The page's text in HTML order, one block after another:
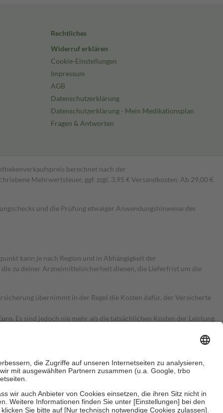
Rechtliches
Widerruf erklären
Cookie-Einstellungen
Impressum
AGB
Datenschutzerklärung
Datenschutzerklärung - Mein Medikationsplan
Fragen & Antworten
berechnet nach der
Mehrwertsteuer, ggf. zzgl. 3,95 € Versandkosten. Ab 29,00 €
und die Prüfung etwaiger Anwendungshinweise des
kann je nach Region und in Abhängigkeit der
zu deiner Arzneimittelsicherheit dienen, die Lieferfrist um die
übernimmt in der Regel die Kosten dafür, der Versicherte
Es sind jedoch nie mehr als die tatsächlichen Kosten der Leistung
Zuzahlungen an bei: